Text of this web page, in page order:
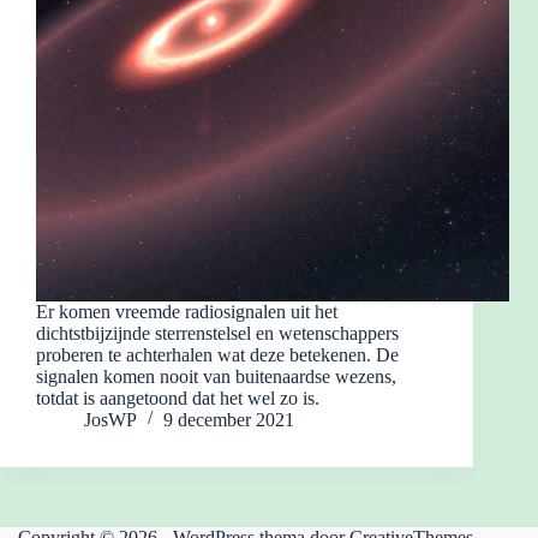
Er komen vreemde radiosignalen uit het
dichtstbijzijnde sterrenstelsel en wetenschappers
proberen te achterhalen wat deze betekenen. De
signalen komen nooit van buitenaardse wezens,
totdat is aangetoond dat het wel zo is.
JosWP
9 december 2021